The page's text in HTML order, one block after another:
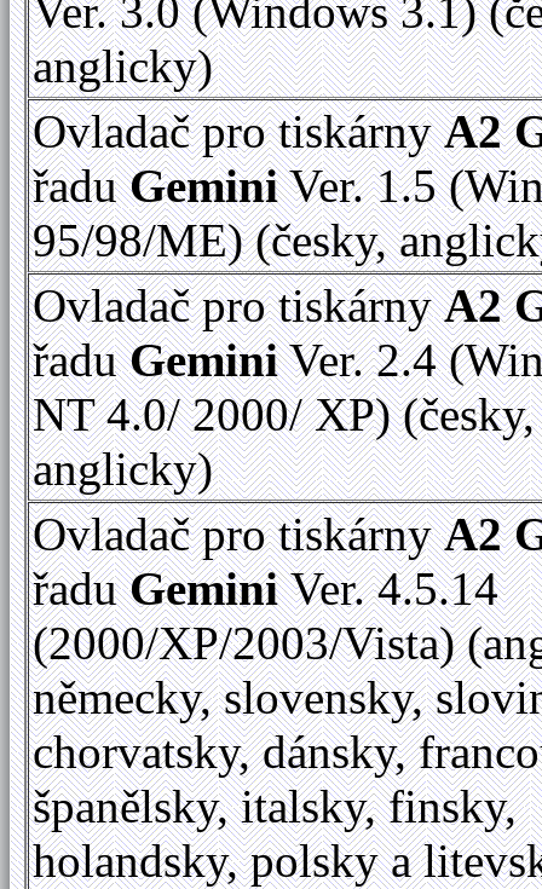
Ver. 3.0 (Windows 3.1)
anglicky)
Ovladač pro tiskárnyA2
řaduGeminiVer. 1.5
95/98/ME) (česky,
Ovladač pro tiskárnyA2
řaduGeminiVer. 2.4
NT 4.0/ 2000/ XP) (česky,
anglicky)
Ovladač pro tiskárnyA2
řaduGeminiVer. 4.5.14
(2000/XP/2003/Vista)
německy, slovensky,
chorvatsky, dánsky,
španělsky, italsky, finsky,
holandsky, polsky a